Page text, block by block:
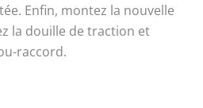
Enfin, montez la nouvelle
la douille de traction et
raccord.